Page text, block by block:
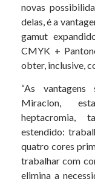
novas
delas, é a
gamut
CMYK +
obter, inclusive,
“As
Miraclon,
heptacromia,
estendido:
quatro cores
trabalhar com
elimina a